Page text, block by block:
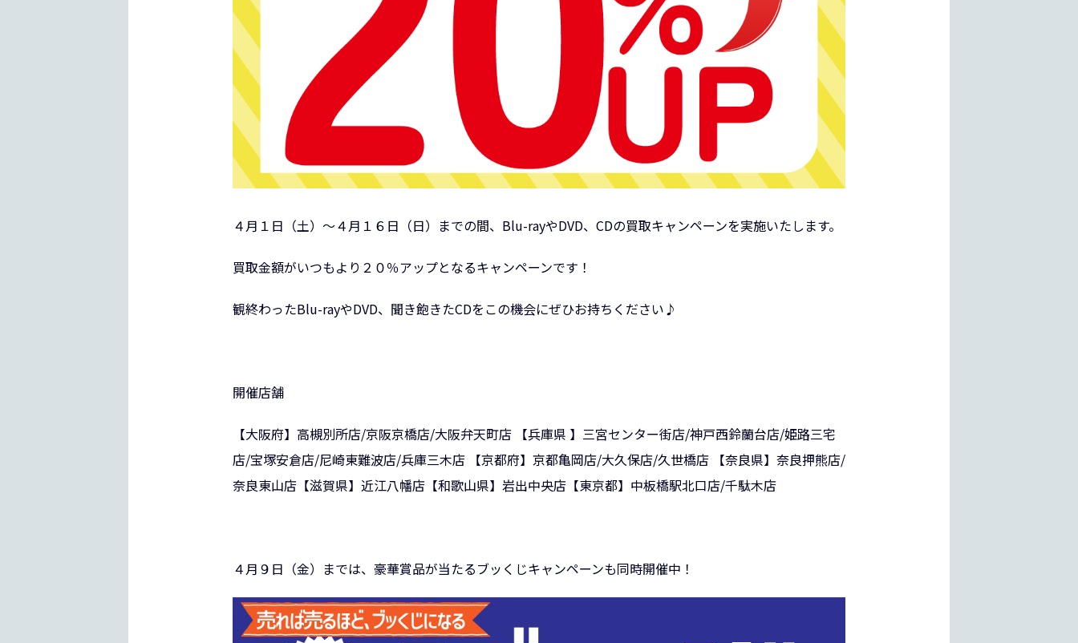
４月１日（土）～４月１６日（日）までの間、Blu-rayやDVD、CDの買取キャンペーンを実施いたします。
買取金額がいつもより２０％アップとなるキャンペーンです！
観終わったBlu-rayやDVD、聞き飽きたCDをこの機会にぜひお持ちください♪
開催店舗
【大阪府】 高槻別所店/京阪京橋店/大阪弁天町店 【兵庫県 】 三宮センター街店/神戸西鈴蘭台店/姫路三宅
店/宝塚安倉店/尼崎東難波店/兵庫三木店 【京都府】 京都亀岡店/大久保店/久世橋店 【奈良県】 奈良押熊店/
奈良東山店 【滋賀県】 近江八幡店 【和歌山県】 岩出中央店 【東京都】 中板橋駅北口店/千駄木店
４月９日（金）までは、豪華賞品が当たるブッくじキャンペーンも同時開催中！